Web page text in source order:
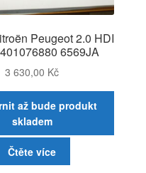
Peugeot 2.0 HDI
6569JA
3 630,00 Kč
až bude produkt
skladem
Čtěte více